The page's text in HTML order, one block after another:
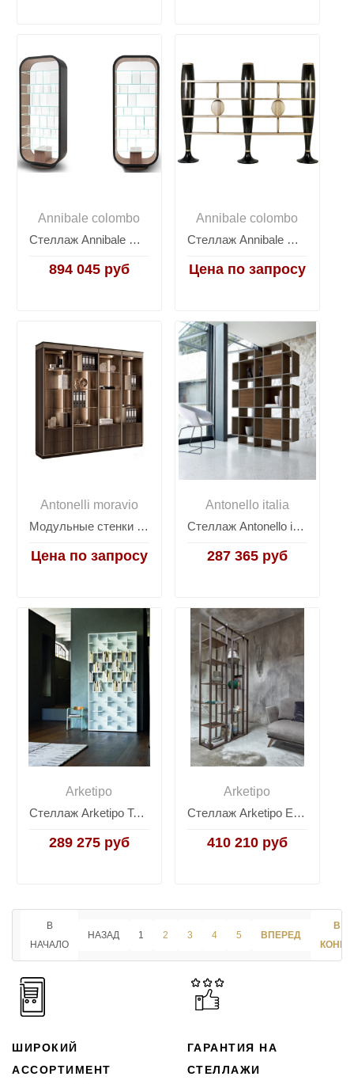
Annibale colombo
Стеллаж Annibale Colombo Today D1628 Mettitutto
894 045 руб
Annibale colombo
Стеллаж Annibale Colombo Today L1533/3
Цена по запросу
Antonelli moravio
Модульные стенки для кабинетов Antonelli Atelier System 07/08/09
Цена по запросу
Antonello italia
Стеллаж Antonello italia Plaza
287 365 руб
Arketipo
Стеллаж Arketipo Target
289 275 руб
Arketipo
Стеллаж Arketipo Electra
410 210 руб
В
НАЧАЛО
НАЗАД 1 2 3 4 5 ВПЕРЕД
В
КОНЕЦ
ШИРОКИЙ
АССОРТИМЕНТ
ГАРАНТИЯ НА
СТЕЛЛАЖИ